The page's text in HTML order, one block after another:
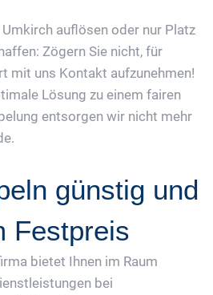
Umkirch auflösen oder nur Platz
Zögern Sie nicht, für
mit uns Kontakt aufzunehmen!
Lösung zu einem fairen
entsorgen wir nicht mehr
günstig und
Festpreis
bietet Ihnen im Raum
bei